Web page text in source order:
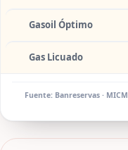
Gasoil Óptimo
Gas Licuado
Fuente: Banreservas · MICM